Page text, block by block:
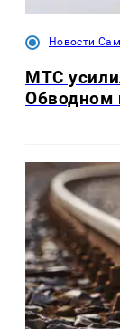
Новости
МТС
Обводном